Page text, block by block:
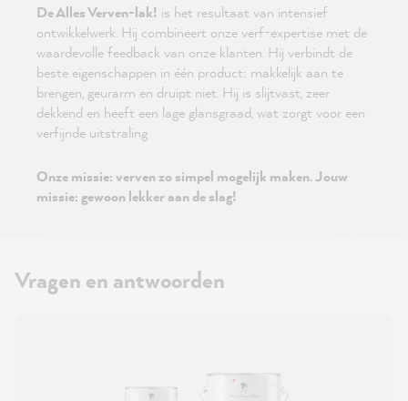
De Alles Verven-lak! is het resultaat van intensief
ontwikkelwerk. Hij combineert onze verf-expertise met de
waardevolle feedback van onze klanten. Hij verbindt de
beste eigenschappen in één product: makkelijk aan te
brengen, geurarm en druipt niet. Hij is slijtvast, zeer
dekkend en heeft een lage glansgraad, wat zorgt voor een
verfijnde uitstraling
Onze missie: verven zo simpel mogelijk maken. Jouw
missie: gewoon lekker aan de slag!
Vragen en antwoorden